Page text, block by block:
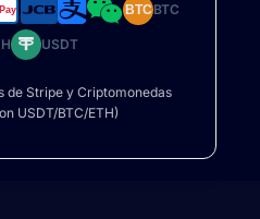
BTCBTC
USDT
de Stripe y Criptomonedas
USDT/BTC/ETH)